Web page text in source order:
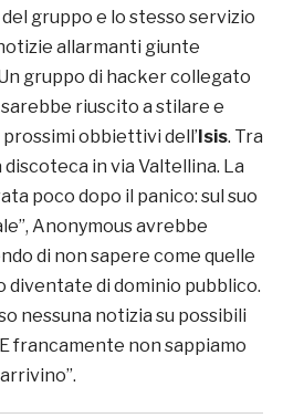
gruppo e lo stesso servizio
allarmanti giunte
gruppo di hacker collegato
riuscito a stilare e
obbiettivi dell’ Isis. Tra
in via Valtellina. La
poco dopo il panico: sul suo
Anonymous avrebbe
di non sapere come quelle
diventate di dominio pubblico.
nessuna notizia su possibili
francamente non sappiamo